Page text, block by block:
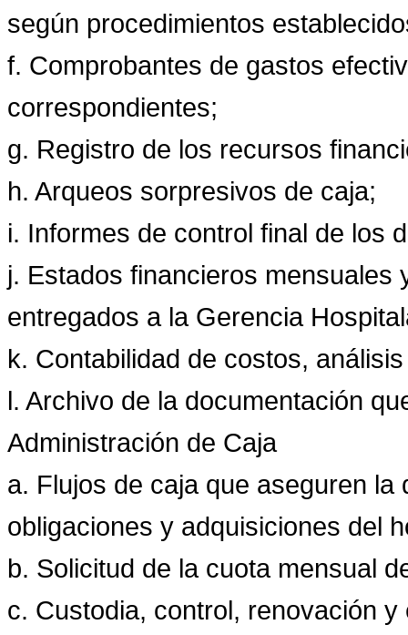
según procedimientos
f. Comprobantes de gastos
correspondientes;
g. Registro de los recursos
h. Arqueos sorpresivos de caja;
i. Informes de control final de los
j. Estados financieros
entregados a la Gerencia
k. Contabilidad de costos,
l. Archivo de la documentación
Administración de Caja
a. Flujos de caja que aseguren
obligaciones y adquisiciones del
b. Solicitud de la cuota mensual
c. Custodia, control, renovación